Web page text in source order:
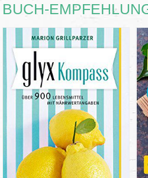
BUCH-